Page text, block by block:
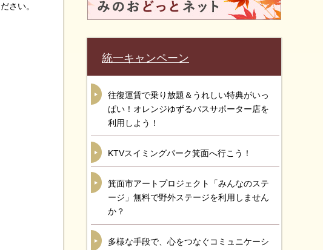
さい。
統一キャンペーン
往復運賃で乗り放題＆うれしい特典がいっ
ぱい！オレンジゆずるバスサポーター店を
利用しよう！
KTVスイミングパーク箕面へ行こう！
箕面市アートプロジェクト「みんなのステ
ージ」無料で野外ステージを利用しません
か？
多様な手段で、心をつなぐコミュニケーシ